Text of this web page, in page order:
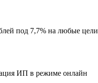
под 7,7% на любые цели
ИП в режиме онлайн